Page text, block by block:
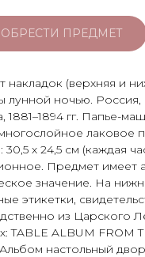
ПРЕДМЕТ
накладок (верхняя и
лунной ночью.
1881–1894 гг. Папье-
лаковое
30,5 х 24,5 см (каждая
Предмет имеет
значение. На
этикетки,
из Царского
TABLE ALBUM FROM
настольный